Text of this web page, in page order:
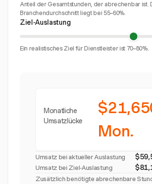
Anteil der Gesamtstunden, der abrechenbar ist.
Branchendurchschnitt liegt bei 55–60%.
Ziel-Auslastung
Ein realistisches Ziel für Dienstleister ist 70–80%.
Monatliche
Umsatzlücke
Mon.
Umsatz bei aktueller Auslastung
Umsatz bei Ziel-Auslastung
Zusätzlich benötigte abrechenbare